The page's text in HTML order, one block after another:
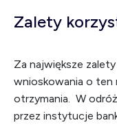
Zalety
Za największe
wnioskowania o ten
otrzymania. W
przez instytucje